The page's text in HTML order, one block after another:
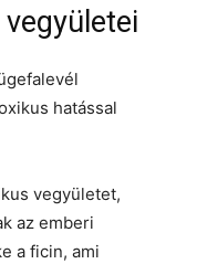
hatással
vegyületet,
az emberi
a ficin, ami